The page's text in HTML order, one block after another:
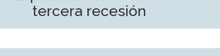
tercera recesión